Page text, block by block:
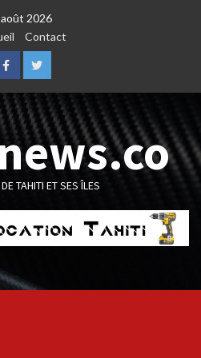
2026
Contact
FacebookTwitter
TAHITI ET SES ÎLES